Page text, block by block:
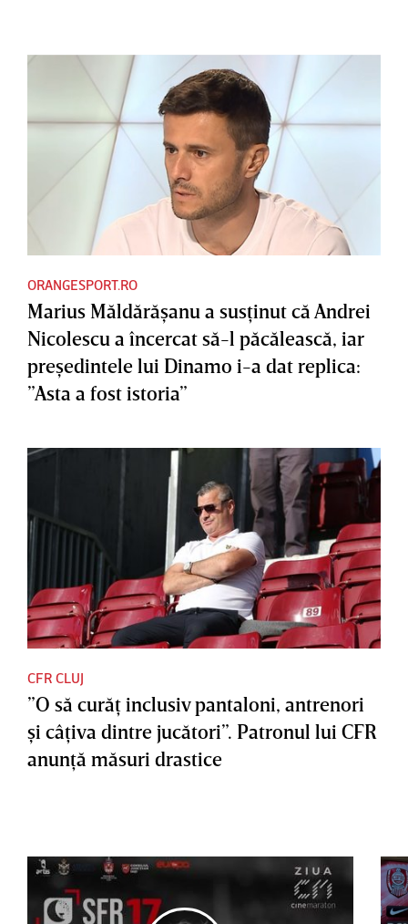
ORANGESPORT.RO
Marius Măldărăşanu a susţinut că Andrei
Nicolescu a încercat să-l păcălească, iar
preşedintele lui Dinamo i-a dat replica:
”Asta a fost istoria”
CFR CLUJ
”O să curăţ inclusiv pantaloni, antrenori
şi câţiva dintre jucători”. Patronul lui CFR
anunţă măsuri drastice